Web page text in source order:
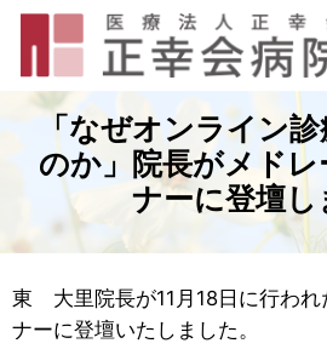
「なぜオンライン
のか」院長がメド
ナーに登壇し
東 大里院長が11月18日に行われ
ナーに登壇いたしました。